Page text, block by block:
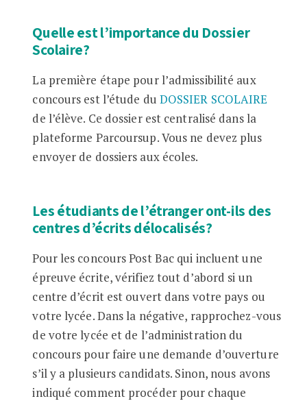
Quelle est l’importance du Dossier
Scolaire?
La première étape pour l’admissibilité aux
concours est l’étude du DOSSIER SCOLAIRE
de l’élève. Ce dossier est centralisé dans la
plateforme Parcoursup. Vous ne devez plus
envoyer de dossiers aux écoles.
Les étudiants de l’étranger ont-ils des
centres d’écrits délocalisés?
Pour les concours Post Bac qui incluent une
épreuve écrite, vérifiez tout d’abord si un
centre d’écrit est ouvert dans votre pays ou
votre lycée. Dans la négative, rapprochez-vous
de votre lycée et de l’administration du
concours pour faire une demande d’ouverture
s’il y a plusieurs candidats. Sinon, nous avons
indiqué comment procéder pour chaque